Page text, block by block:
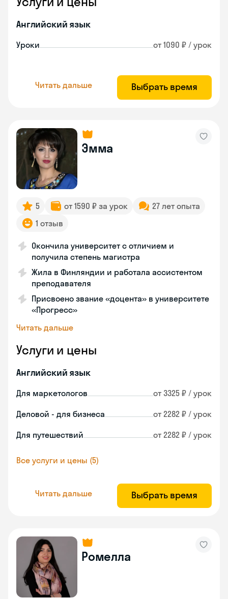
Английский язык
Уроки от 1090 ₽ / урок
Читать дальше Выбрать время
Эмма
5 от 1590 ₽ за урок
27 лет опыта
1 отзыв
Окончила университет с отличием и
получила степень магистра
Жила в Финляндии и работала ассистентом
преподавателя
Присвоено звание «доцента» в университете
«Прогресс»
Читать дальше
Услуги и цены
Английский язык
Для маркетологов от 3325 ₽ / урок
Деловой - для бизнеса от 2282 ₽ / урок
Для путешествий от 2282 ₽ / урок
Все услуги и цены (5)
Читать дальше Выбрать время
Ромелла